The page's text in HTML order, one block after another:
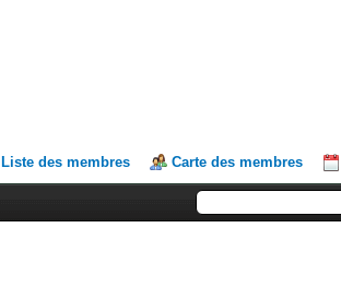
Liste des membres Carte des membres